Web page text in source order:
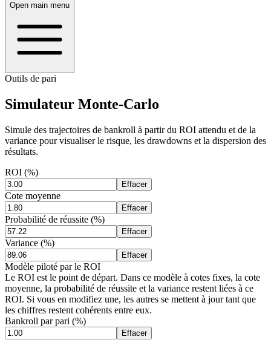
Open main menu
Outils de pari
Simulateur Monte-Carlo
Simule des trajectoires de bankroll à partir du ROI attendu et de la
variance pour visualiser le risque, les drawdowns et la dispersion des
résultats.
ROI (%)
Effacer
Cote moyenne
Effacer
Probabilité de réussite (%)
Effacer
Variance (%)
Effacer
Modèle piloté par le ROI
Le ROI est le point de départ. Dans ce modèle à cotes fixes, la cote
moyenne, la probabilité de réussite et la variance restent liées à ce
ROI. Si vous en modifiez une, les autres se mettent à jour tant que
les chiffres restent cohérents entre eux.
Bankroll par pari (%)
Effacer